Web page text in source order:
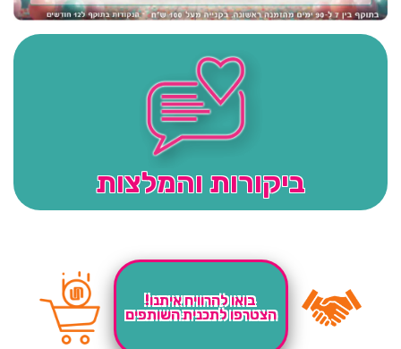
ביקורות והמלצות
בואו להרוויח איתנו!
הצטרפו לתכנית השותפים